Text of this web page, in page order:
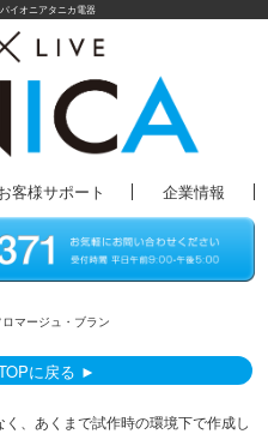
イオニアタニカ電器
客様サポート 企業情報
マージュ・ブラン
に戻る ►
、あくまで試作時の環境下で作成し